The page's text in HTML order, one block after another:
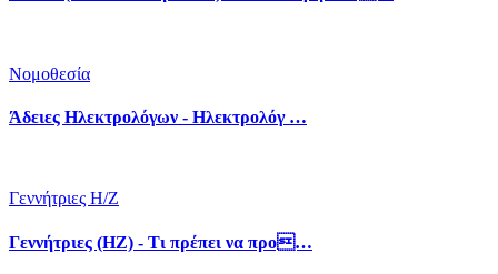
Νομοθεσία
Άδειες Ηλεκτρολόγων - Ηλεκτρολόγ …
Γεννήτριες Η/Ζ
Γεννήτριες (ΗΖ) - Τι πρέπει να προ…